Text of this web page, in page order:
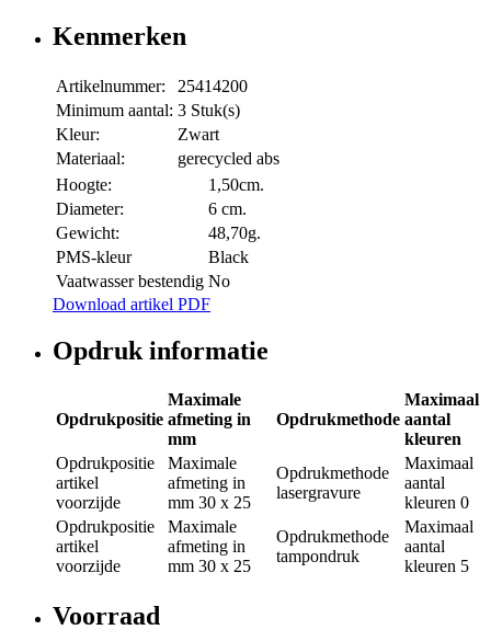
Kenmerken
Artikelnummer:
25414200
Minimum aantal: 3 Stuk(s)
Kleur:
Zwart
Materiaal:
gerecycled abs
Hoogte:
1,50cm.
Diameter:
6 cm.
Gewicht:
48,70g.
PMS-kleur
Black
Vaatwasser bestendig No
Download artikel PDF
Opdruk informatie
Opdrukpositie
Maximale
afmeting in
mm
Opdrukmethode
Maximaal
aantal
kleuren
Opdrukpositie
artikel
voorzijde
Maximale
afmeting in
mm 30 x 25
Opdrukmethode
lasergravure
Maximaal
aantal
kleuren 0
Opdrukpositie
artikel
voorzijde
Maximale
afmeting in
mm 30 x 25
Opdrukmethode
tampondruk
Maximaal
aantal
kleuren 5
Voorraad